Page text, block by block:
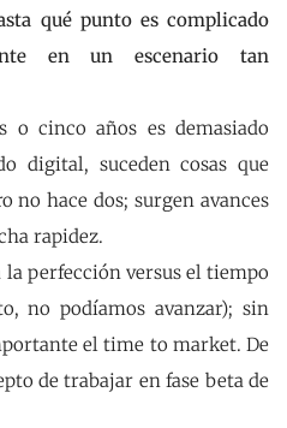
qué punto es complicado
en un escenario tan
o cinco años es demasiado
digital, suceden cosas que
no hace dos; surgen avances
rapidez.
perfección versus el tiempo
no podíamos avanzar); sin
el time to market. De
de trabajar en fase beta de